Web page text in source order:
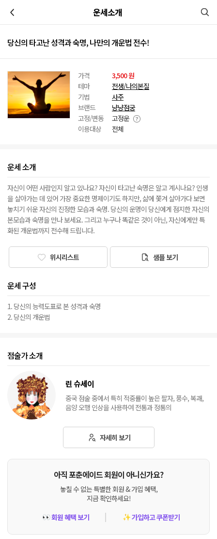
운세소개
당신의 타고난 성격과 숙명, 나만의 개운법 전수!
가격
3,500 원
테마
전생/나의본질
기법
사주
브랜드
냥냥점궁
고정/변동
고정운
이용대상
전체
운세 소개
자신이 어떤 사람인지 알고 있나요? 자신이 타고난 숙명은 알고 계시나요? 인생
을 살아가는 데 있어 가장 중요한 명제이기도 하지만, 삶에 쫓겨 살아가다 보면
놓치기 쉬운 자신의 진정한 모습과 숙명. 당신의 운명이 당신에게 점지한 자신의
본모습과 숙명을 만나 보세요. 그리고 누구나 똑같은 것이 아닌, 자신에게만 특
화된 개운법까지 전수해 드립니다.
위시리스트 샘플 보기
운세 구성
1. 당신의 능력도표로 본 성격과 숙명
2. 당신의 개운법
점술가 소개
린 슈세이
중국 점술 중에서 특히 적중률이 높은 팔자, 풍수, 복괘,
음양 오행 인상을 사용하여 전통과 정통의
자세히 보기
아직 포춘에이드 회원이 아니신가요?
놓칠 수 없는 특별한 회원 & 가입 혜택,
지금 확인하세요!
👀회원 혜택 보기 ✨가입하고 쿠폰받기